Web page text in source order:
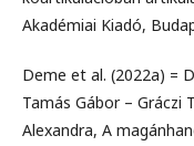
Akadémiai Kiadó,
Deme et al. (2022a) =
Tamás Gábor – Gráczi
Alexandra, A